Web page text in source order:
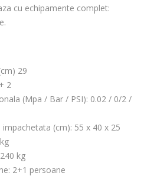
cu echipamente complet:
29
2
(Mpa / Bar / PSI): 0.02 / 0/2 /
(cm): 55 x 40 x 25
kg
2+1 persoane